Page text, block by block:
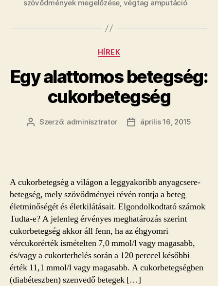
szövődmények megelőzése, végtag amputáció
Kategóriák
HÍREK
Egy alattomos betegség:
cukorbetegség
Bejegyzés
Szerző: adminisztrator
Bejegyzés
április 16, 2015
A cukorbetegség a világon a leggyakoribb anyagcsere-
betegség, mely szövődményei révén rontja a beteg
életminőségét és életkilátásait. Elgondolkodtató számok
Tudta-e? A jelenleg érvényes meghatározás szerint
cukorbetegség akkor áll fenn, ha az éhgyomri
vércukorérték ismételten 7,0 mmol/l vagy magasabb,
és/vagy a cukorterhelés során a 120 perccel későbbi
érték 11,1 mmol/l vagy magasabb. A cukorbetegségben
(diabéteszben) szenvedő betegek […]